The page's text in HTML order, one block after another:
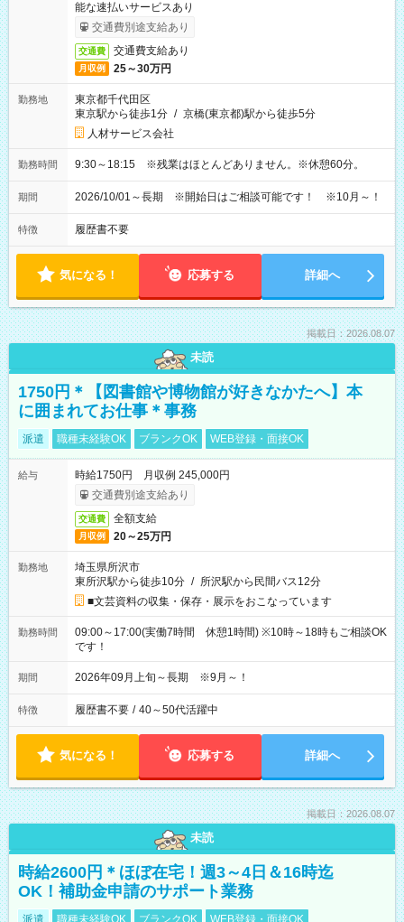
能な速払いサービスあり
交通費別途支給あり
交通費 交通費支給あり
月収例 25～30万円
勤務地
東京都千代田区
東京駅から徒歩1分 / 京橋(東京都)駅から徒歩5分
人材サービス会社
勤務時間 9:30～18:15 ※残業はほとんどありません。※休憩60分。
期間 2026/10/01～長期 ※開始日はご相談可能です！ ※10月～！
特徴 履歴書不要
気になる！ 応募する 詳細へ
掲載日：2026.08.07
未読
1750円＊【図書館や博物館が好きなかたへ】本
に囲まれてお仕事＊事務
派遣 職種未経験OK ブランクOK WEB登録・面接OK
給与
時給1750円 月収例 245,000円
交通費別途支給あり
交通費 全額支給
月収例 20～25万円
勤務地
埼玉県所沢市
東所沢駅から徒歩10分 / 所沢駅から民間バス12分
■文芸資料の収集・保存・展示をおこなっています
勤務時間
09:00～17:00(実働7時間 休憩1時間) ※10時～18時もご相談OK
です！
期間 2026年09月上旬～長期 ※9月～！
特徴 履歴書不要 / 40～50代活躍中
気になる！ 応募する 詳細へ
掲載日：2026.08.07
未読
時給2600円＊ほぼ在宅！週3～4日＆16時迄
OK！補助金申請のサポート業務
派遣 職種未経験OK ブランクOK WEB登録・面接OK